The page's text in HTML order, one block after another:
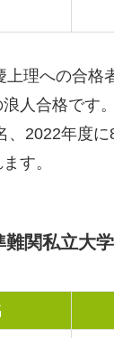
上理への合格
人合格です
、2022年度
す。
関私立大学